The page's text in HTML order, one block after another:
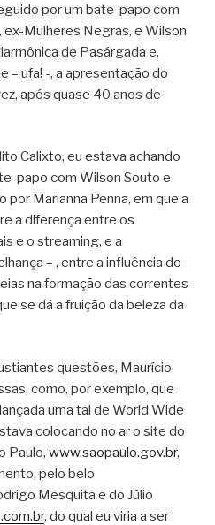
por um bate-papo com
ex-Mulheres Negras, e Wilson
de Pasárgada e,
– ufa! -, a apresentação do
após quase 40 anos de
Calixto, eu estava achando
papo com Wilson Souto e
por Marianna Penna, em que a
a diferença entre os
e o streaming, e a
– , entre a influência do
na formação das correntes
se dá a fruição da beleza da
questões, Maurício
como, por exemplo, que
uma tal de World Wide
colocando no ar o site do
Paulo, www.saopaulo.gov.br,
pelo belo
Mesquita e do Júlio
, do qual eu viria a ser